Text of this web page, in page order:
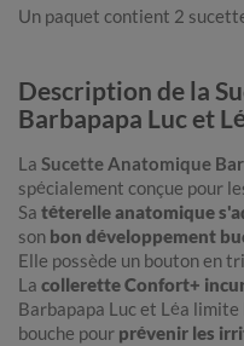
Un paquet contient 2
Description de la
Barbapapa Luc et
La Sucette Anatomique
spécialement conçue pour
Sa téterelle anatomique
son bon développement
Elle possède un bouton en
La collerette Confort+
Barbapapa Luc et Léa
bouche pour prévenir les